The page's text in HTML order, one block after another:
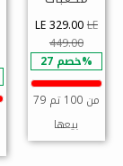
LE 329.00LE
449.00
خصم 27%
79 من 100 تم
بيعها